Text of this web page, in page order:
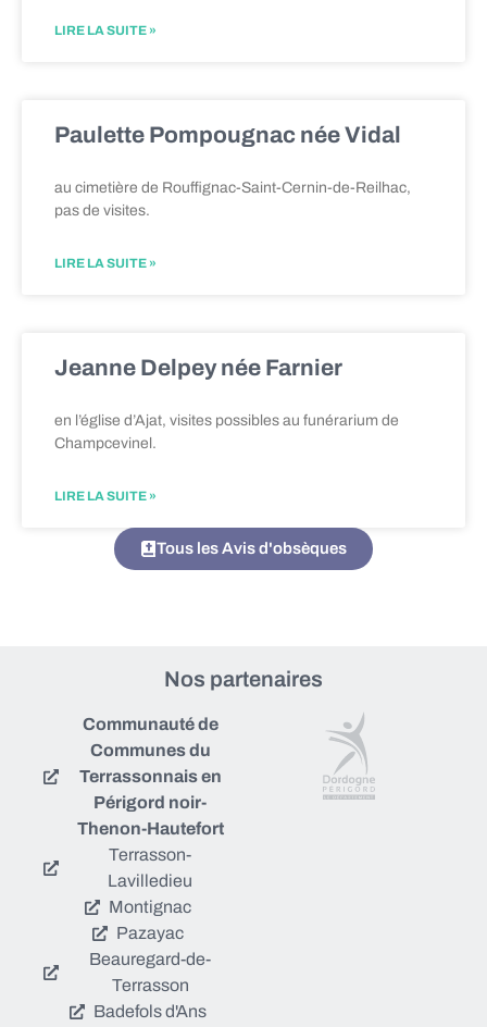
LIRE LA SUITE »
Paulette Pompougnac née Vidal
au cimetière de Rouffignac-Saint-Cernin-de-Reilhac,
pas de visites.
LIRE LA SUITE »
Jeanne Delpey née Farnier
en l’église d’Ajat, visites possibles au funérarium de
Champcevinel.
LIRE LA SUITE »
Tous les Avis d'obsèques
Nos partenaires
Communauté de
Communes du
Terrassonnais en
Périgord noir-
Thenon-Hautefort
Terrasson-
Lavilledieu
Montignac
Pazayac
Beauregard-de-
Terrasson
Badefols d'Ans